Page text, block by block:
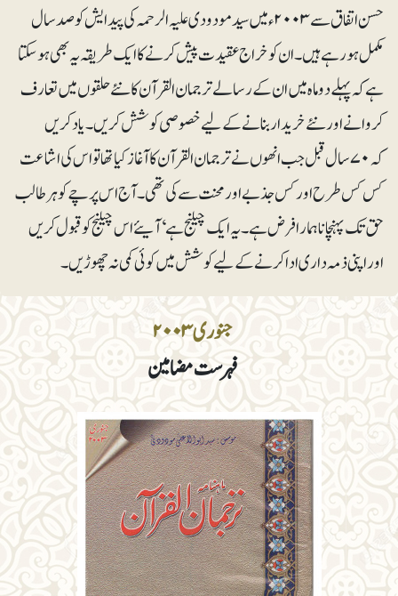
جنوری ۲۰۰۳
فہرست مضامین
حسن اتفاق سے ۲۰۰۳ء میں سید مودودی علیہ الرحمہ کی پیدایش کو صدسال
مکمل ہو رہے ہیں۔ ان کو خراج عقیدت پیش کرنے کا ایک طریقہ یہ بھی ہو سکتا
ہے کہ پہلے دو ماہ میں ان کے رسالے ترجمان القرآن کا نئے حلقوں میں تعارف
کروانے اور نئے خریدار بنانے کے لیے خصوصی کوشش کریں۔ یاد کریں
کہ ۷۰ سال قبل جب انھوں نے ترجمان القرآن کا آغاز کیا تھا تو اس کی اشاعت
کس کس طرح اور کس جذبے اور محنت سے کی تھی۔ آج اس پرچے کو ہر طالب
حق تک پہنچانا ہمارا فرض ہے۔ یہ ایک چیلنج ہے‘ آیئے اس چیلنج کو قبول کریں
اور اپنی ذمہ داری ادا کرنے کے لیے کوشش میں کوئی کمی نہ چھوڑیں۔